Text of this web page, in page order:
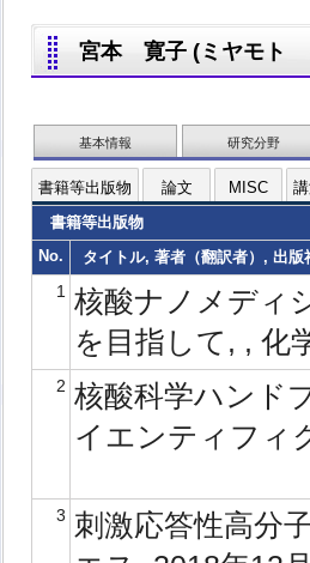
宮本 寛子 (ミヤモト
基本情報 研究分野
書籍等出版物 論文 MISC
書籍等出版物
No.
タイトル, 著者（翻訳者）, 出
1
核酸ナノメディ
を目指して, , 化
2 核酸科学ハンド
イエンティフィ
3 刺激応答性高分